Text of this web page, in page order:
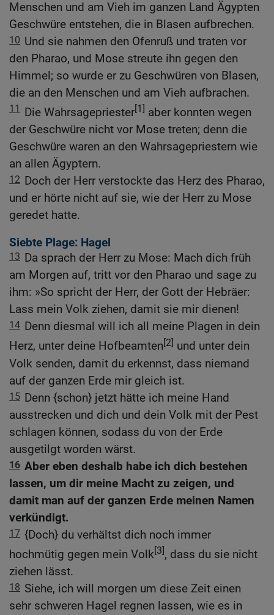
Menschen und am Vieh im ganzen Land Ägypten
Geschwüre entstehen, die in Blasen aufbrechen.
10 Und sie nahmen den Ofenruß und traten vor
den Pharao, und Mose streute ihn gegen den
Himmel; so wurde er zu Geschwüren von Blasen,
die an den Menschen und am Vieh aufbrachen.
11 Die Wahrsagepriester[1] aber konnten wegen
der Geschwüre nicht vor Mose treten; denn die
Geschwüre waren an den Wahrsagepriestern wie
an allen Ägyptern.
12 Doch der Herr verstockte das Herz des Pharao,
und er hörte nicht auf sie, wie der Herr zu Mose
geredet hatte.
Siebte Plage: Hagel
13 Da sprach der Herr zu Mose: Mach dich früh
am Morgen auf, tritt vor den Pharao und sage zu
ihm: »So spricht der Herr, der Gott der Hebräer:
Lass mein Volk ziehen, damit sie mir dienen!
14 Denn diesmal will ich all meine Plagen in dein
Herz, unter deine Hofbeamten[2] und unter dein
Volk senden, damit du erkennst, dass niemand
auf der ganzen Erde mir gleich ist.
15 Denn {schon} jetzt hätte ich meine Hand
ausstrecken und dich und dein Volk mit der Pest
schlagen können, sodass du von der Erde
ausgetilgt worden wärst.
16 Aber eben deshalb habe ich dich bestehen
lassen, um dir meine Macht zu zeigen, und
damit man auf der ganzen Erde meinen Namen
verkündigt.
17 {Doch} du verhältst dich noch immer
hochmütig gegen mein Volk[3], dass du sie nicht
ziehen lässt.
18 Siehe, ich will morgen um diese Zeit einen
sehr schweren Hagel regnen lassen, wie es in